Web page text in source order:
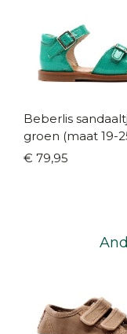
Beberlis
groen (maat 19-
€ 79,95